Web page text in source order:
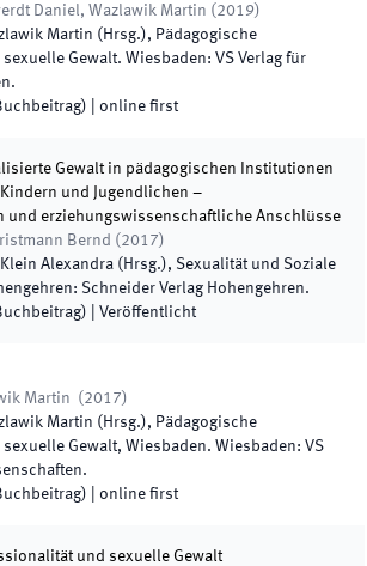
Daniel, Wazlawik Martin ( 2019)
Martin ( Hrsg.), Pädagogische
Gewalt. Wiesbaden: VS Verlag für
.
online first
Gewalt in pädagogischen Institutionen
und Jugendlichen –
und erziehungswissenschaftliche Anschlüsse
Bernd ( 2017)
Alexandra ( Hrsg.), Sexualität und Soziale
: Schneider Verlag Hohengehren.
Veröffentlicht
Martin ( 2017)
Martin ( Hrsg.), Pädagogische
Gewalt, Wiesbaden. Wiesbaden: VS
.
online first
und sexuelle Gewalt